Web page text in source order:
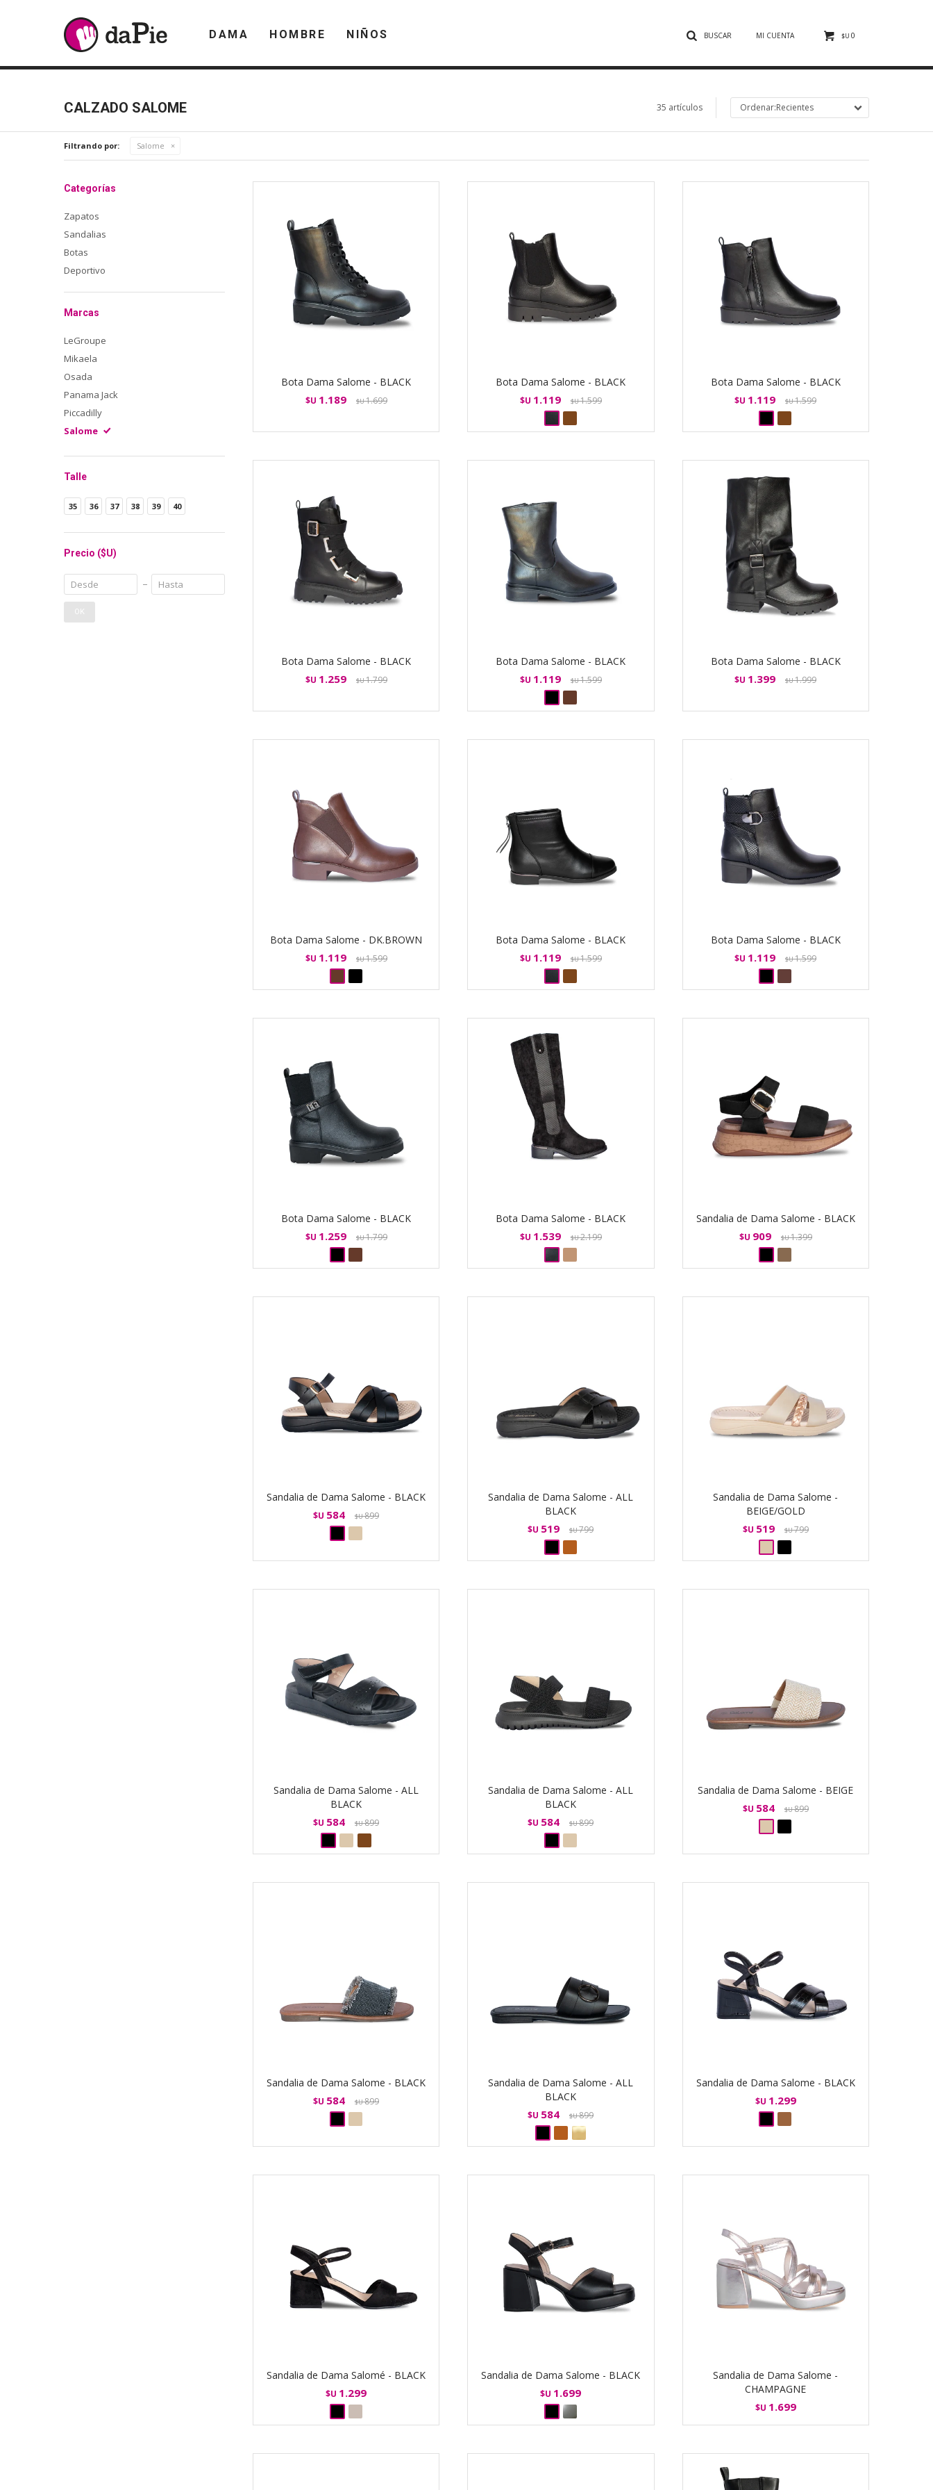
DAMA HOMBRE NIÑOS $U 0
CALZADO SALOME 35 artículos Recientes
Filtrando por: Salome
Bota Dama Salome - BLACK
$U 1.189 $U1.699
Bota Dama Salome - BLACK
$U 1.119 $U1.599
Bota Dama Salome - BLACK
$U 1.119 $U1.599
Bota Dama Salome - BLACK
$U 1.259 $U1.799
Bota Dama Salome - BLACK
$U 1.119 $U1.599
Bota Dama Salome - BLACK
$U 1.399 $U1.999
Bota Dama Salome - DK.BROWN
$U 1.119 $U1.599
Bota Dama Salome - BLACK
$U 1.119 $U1.599
Bota Dama Salome - BLACK
$U 1.119 $U1.599
Bota Dama Salome - BLACK
$U 1.259 $U1.799
Bota Dama Salome - BLACK
$U 1.539 $U2.199
Sandalia de Dama Salome - BLACK
$U 909 $U1.399
Sandalia de Dama Salome - BLACK
$U 584 $U899
Sandalia de Dama Salome - ALL
BLACK
$U 519 $U799
Sandalia de Dama Salome -
BEIGE/GOLD
$U 519 $U799
Sandalia de Dama Salome - ALL
BLACK
$U 584 $U899
Sandalia de Dama Salome - ALL
BLACK
$U 584 $U899
Sandalia de Dama Salome - BEIGE
$U 584 $U899
Sandalia de Dama Salome - BLACK
$U 584 $U899
Sandalia de Dama Salome - ALL
BLACK
$U 584 $U899
Sandalia de Dama Salome - BLACK
$U 1.299
Sandalia de Dama Salomé - BLACK
$U 1.299
Sandalia de Dama Salome - BLACK
$U 1.699
Sandalia de Dama Salome -
CHAMPAGNE
$U 1.699
Categorías
Zapatos
Sandalias
Botas
Deportivo
Marcas
LeGroupe
Mikaela
Osada
Panama Jack
Piccadilly
Salome
Talle
35 36 37 38 39 40
Precio ($U)
OK